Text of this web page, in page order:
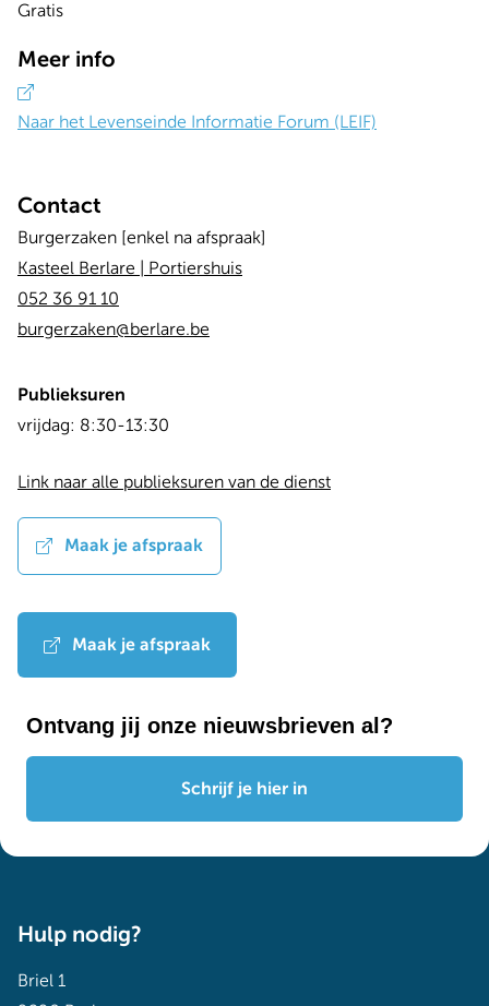
Gratis
Meer info
Naar het Levenseinde Informatie Forum (LEIF)
Contact
Burgerzaken [enkel na afspraak]
Kasteel Berlare | Portiershuis
052 36 91 10
burgerzaken@berlare.be
Publieksuren
Dag
Time
vrijdag: 8:30-13:30
Link naar alle publieksuren van de dienst
Maak je afspraak
Maak je afspraak
Ontvang jij onze nieuwsbrieven al?
Schrijf je hier in
Hulp nodig?
Briel 1